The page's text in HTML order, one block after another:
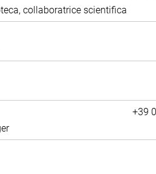
collaboratrice scientifica
+39